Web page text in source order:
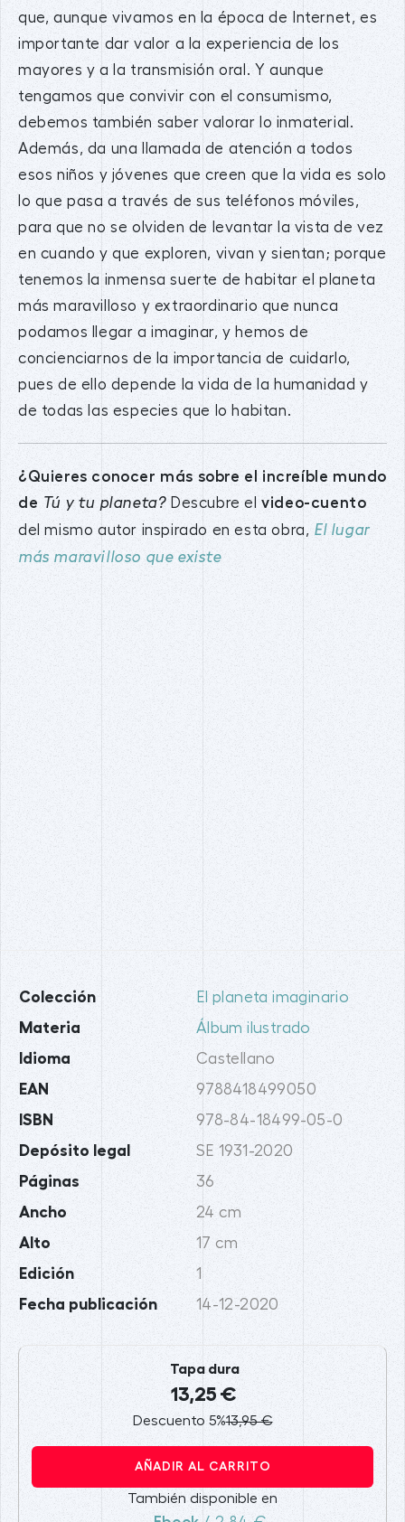
que, aunque vivamos en la época de Internet, es
importante dar valor a la experiencia de los
mayores y a la transmisión oral. Y aunque
tengamos que convivir con el consumismo,
debemos también saber valorar lo inmaterial.
Además, da una llamada de atención a todos
esos niños y jóvenes que creen que la vida es solo
lo que pasa a través de sus teléfonos móviles,
para que no se olviden de levantar la vista de vez
en cuando y que exploren, vivan y sientan; porque
tenemos la inmensa suerte de habitar el planeta
más maravilloso y extraordinario que nunca
podamos llegar a imaginar, y hemos de
concienciarnos de la importancia de cuidarlo,
pues de ello depende la vida de la humanidad y
de todas las especies que lo habitan.
¿Quieres conocer más sobre el increíble mundo
de
Tú y tu planeta? Descubre elvideo-cuento
del mismo autor inspirado en esta obra, El lugar
más maravilloso que existe
Colección El planeta imaginario
Materia Álbum ilustrado
Idioma Castellano
EAN 9788418499050
ISBN 978-84-18499-05-0
Depósito legal SE 1931-2020
Páginas 36
Ancho 24 cm
Alto 17 cm
Edición 1
Fecha publicación 14-12-2020
Tapa dura
13,25 €
Descuento 5%13,95 €
AÑADIR AL CARRITO
También disponible en